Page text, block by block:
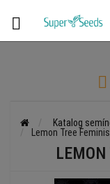

Katalog
Lemon Tree